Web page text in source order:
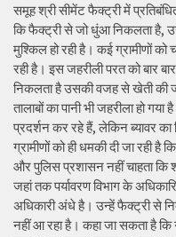
समूह श्री सीमेंट फैक्ट्री में
कि फैक्ट्री से जो धुंआ निकलता है,
मुश्किल हो रही है। कई ग्रामीणों को
रही है। इस जहरीली परत को बार
निकलता है उसकी वजह से खेती
तालाबों का पानी भी जहरीला हो
प्रदर्शन कर रहे हैं, लेकिन ब्यावर
ग्रामीणों को ही धमकी दी जा रही
और पुलिस प्रशासन नहीं चाहता कि
जहां तक पर्यावरण विभाग के
अधिकारी अंधे है। उन्हें फैक्ट्री से
नहीं आ रहा है। कहा जा सकता है कि